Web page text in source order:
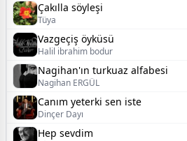
Çakılla söyleşi
Tüya
Vazgeçiş öyküsü
Halil ibrahim bodur
Nagihan'ın turkuaz alfabesi
Nagihan ERGÜL
Canım yeterki sen iste
Dinçer Dayı
Hep sevdim